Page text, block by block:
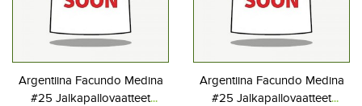
Argentiina Facundo Medina
#25 Jalkapallovaatteet
Argentiina Facundo Medina
#25 Jalkapallovaatteet